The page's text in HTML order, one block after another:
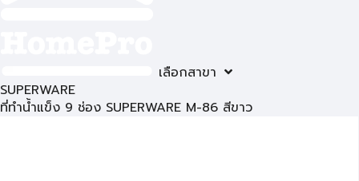
เลือกสาขา
SUPERWARE
ที่ทำน้ำแข็ง 9 ช่อง SUPERWARE M-86 สีขาว